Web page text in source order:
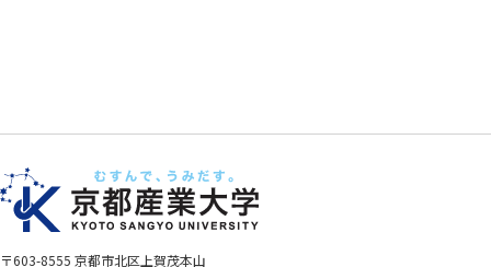
〒603-8555 京都市北区上賀茂本山